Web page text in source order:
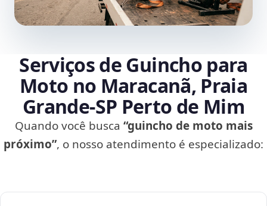
Serviços de Guincho para
Moto no Maracanã, Praia
Grande‑SP Perto de Mim
Quando você busca “guincho de moto mais
próximo”, o nosso atendimento é especializado: